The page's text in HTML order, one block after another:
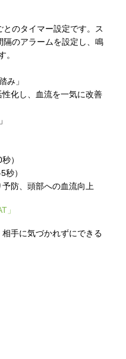
のタイマー設定です。ス
隔のアラームを設定し、鳴
。
み」
化し、血流を一気に改善
）
秒）
防、頭部への血流向上
」
手に気づかれずにできる